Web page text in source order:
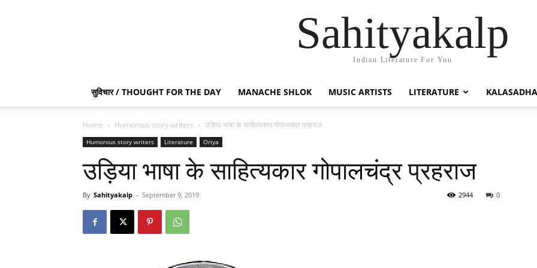
Sahityakalp
Indian Literature For You
सुविचार / THOUGHT FOR THE DAY MANACHE SHLOK MUSIC ARTISTS LITERATURE
Home Humorous story writers उड़िया भाषा के साहित्यकार गोपालचंद्र प्रहराज
Humorous story writers Literature Oriya
उड़िया भाषा के साहित्यकार गोपालचंद्र प्रहराज
By Sahityakalp - September 9, 2019 0
2944